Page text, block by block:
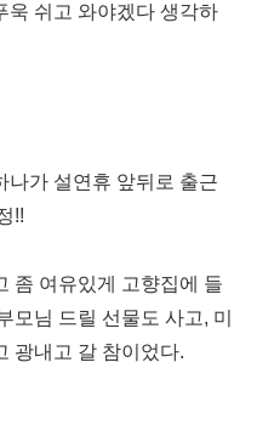
욱 쉬고 와야겠다 생각하
나가 설연휴 앞뒤로 출근
!!
좀 여유있게 고향집에 들
모님 드릴 선물도 사고, 미
광내고 갈 참이었다.